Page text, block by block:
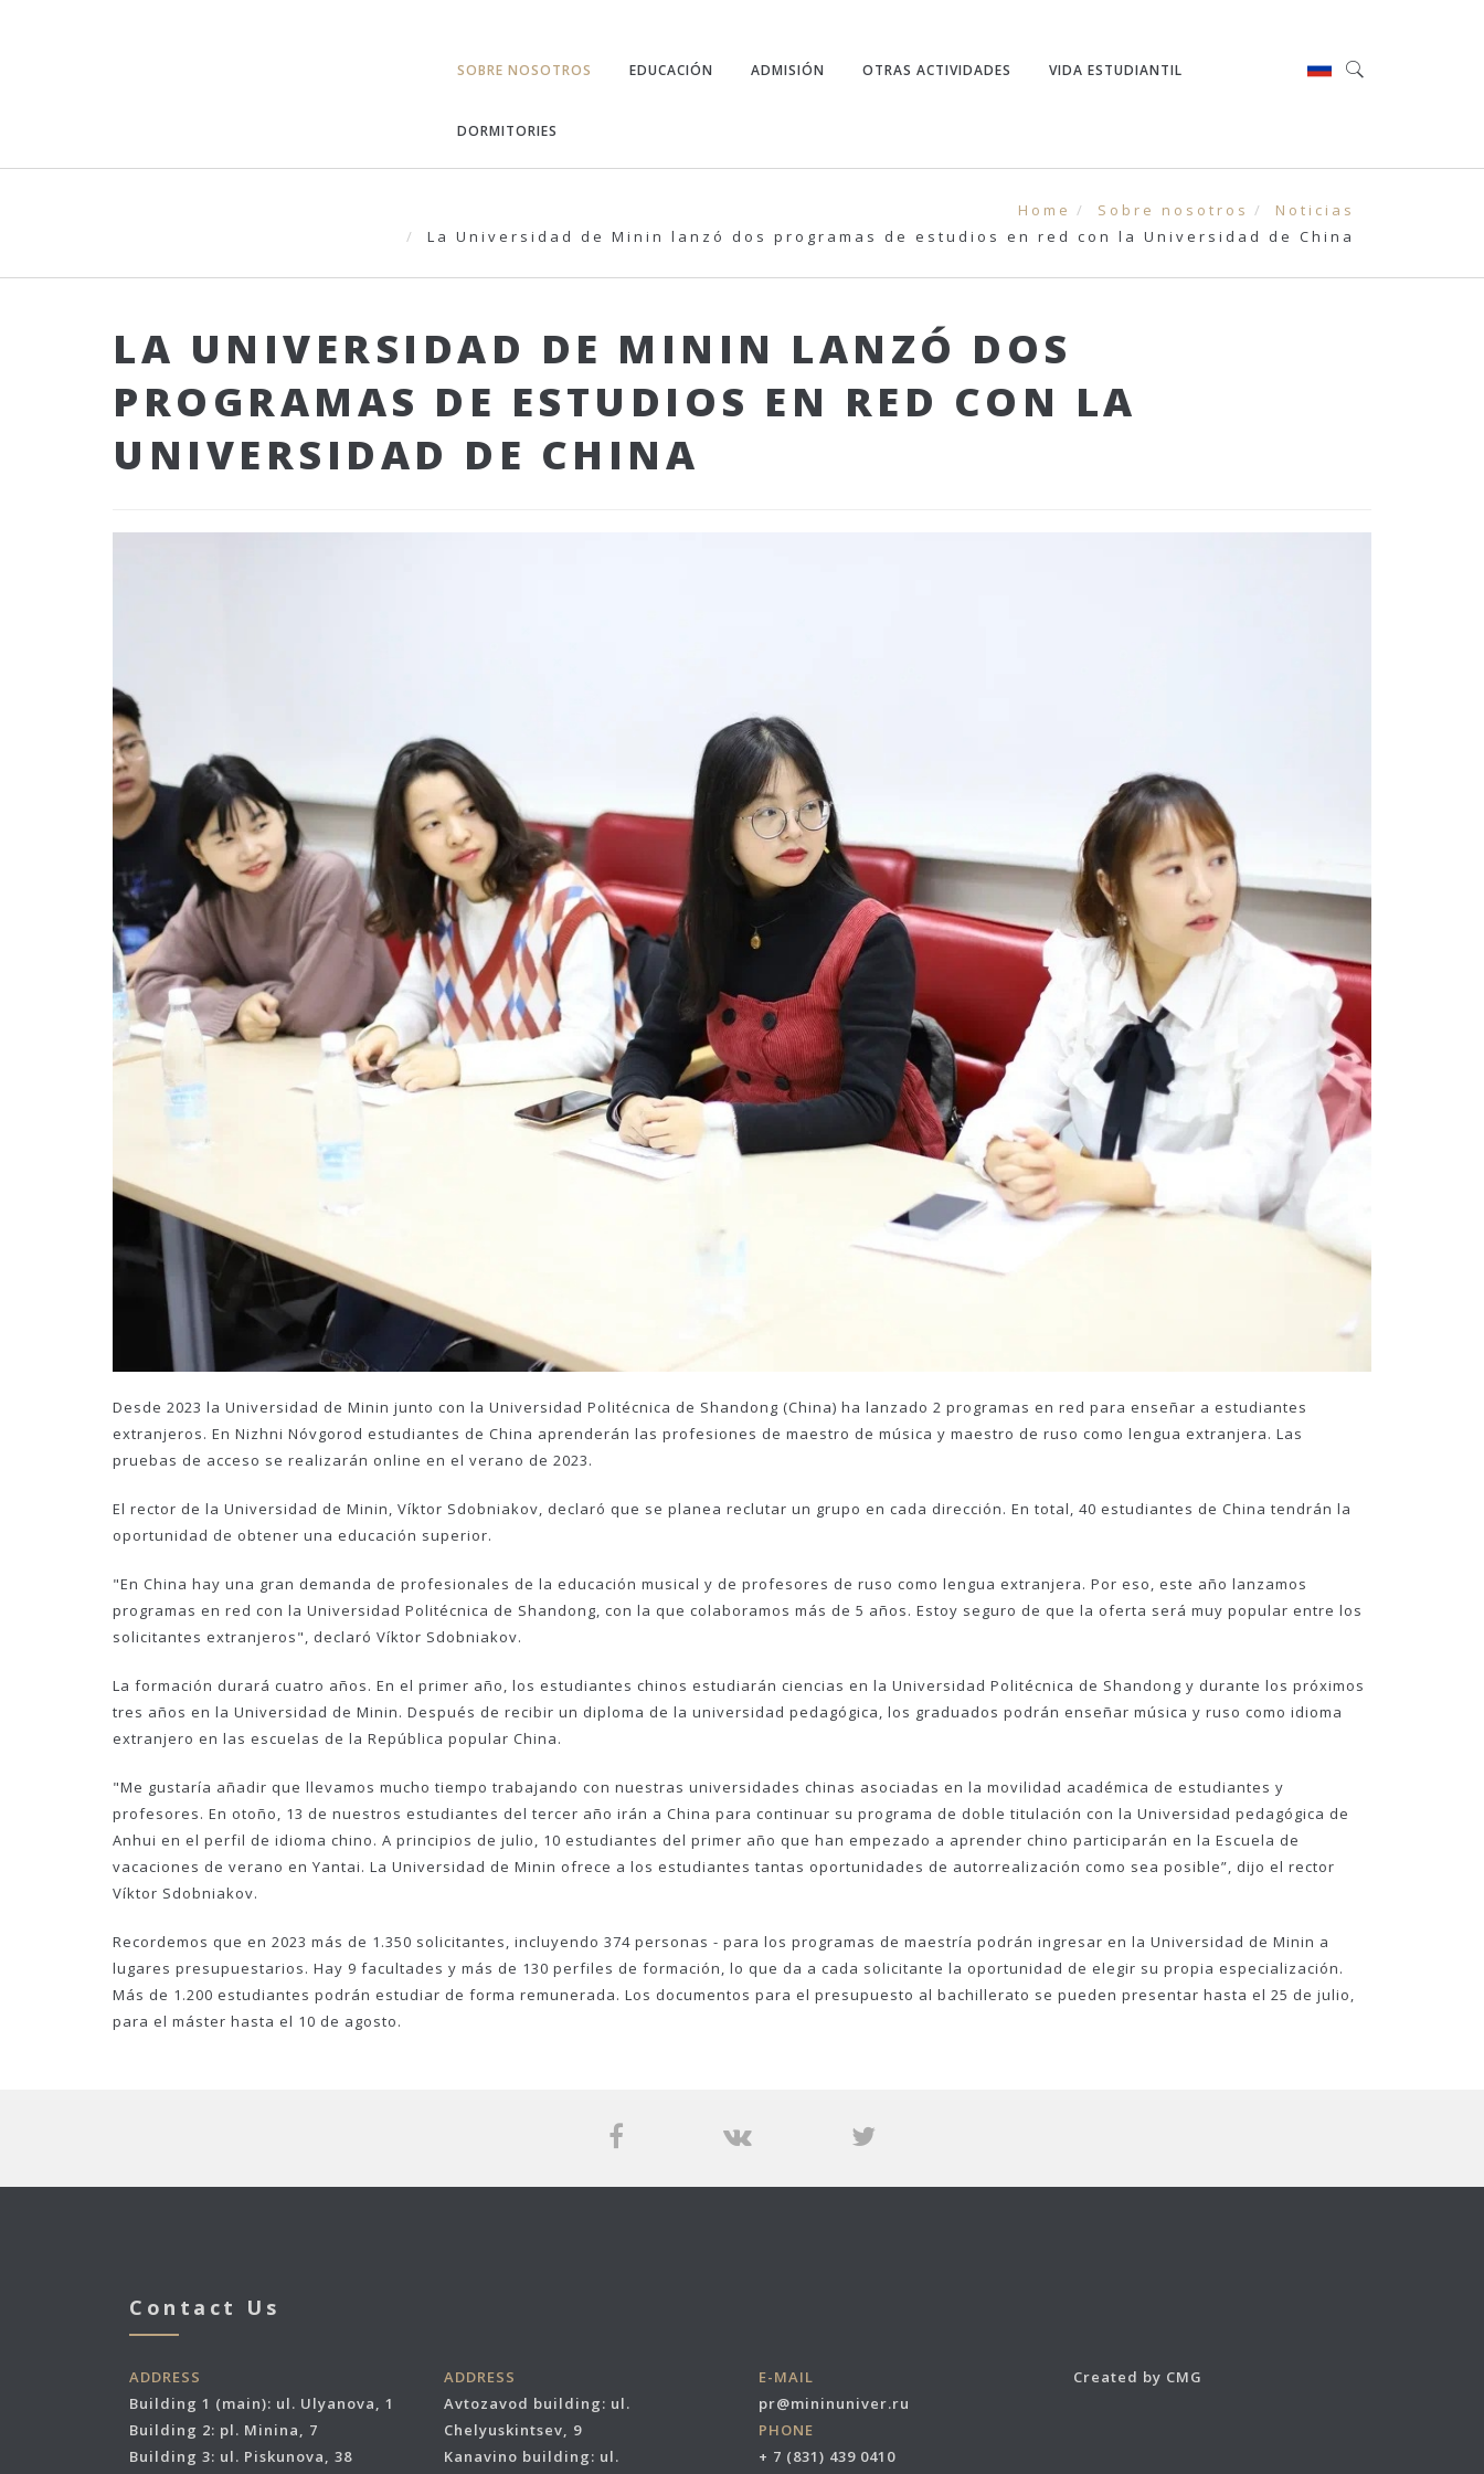
SOBRE NOSOTROS EDUCACIÓN ADMISIÓN OTRAS ACTIVIDADES VIDA ESTUDIANTIL
DORMITORIES
Home Sobre nosotros
Noticias
La Universidad de Minin lanzó dos programas de estudios en red con la Universidad de China
LA UNIVERSIDAD DE MININ LANZÓ DOS
PROGRAMAS DE ESTUDIOS EN RED CON LA
UNIVERSIDAD DE CHINA
Desde 2023 la Universidad de Minin junto con la Universidad Politécnica de Shandong (China) ha lanzado 2 programas en red para enseñar a estudiantes
extranjeros. En Nizhni Nóvgorod estudiantes de China aprenderán las profesiones de maestro de música y maestro de ruso como lengua extranjera. Las
pruebas de acceso se realizarán online en el verano de 2023.
El rector de la Universidad de Minin, Víktor Sdobniakov, declaró que se planea reclutar un grupo en cada dirección. En total, 40 estudiantes de China tendrán la
oportunidad de obtener una educación superior.
"En China hay una gran demanda de profesionales de la educación musical y de profesores de ruso como lengua extranjera. Por eso, este año lanzamos
programas en red con la Universidad Politécnica de Shandong, con la que colaboramos más de 5 años. Estoy seguro de que la oferta será muy popular entre los
solicitantes extranjeros", declaró Víktor Sdobniakov.
La formación durará cuatro años. En el primer año, los estudiantes chinos estudiarán ciencias en la Universidad Politécnica de Shandong y durante los próximos
tres años en la Universidad de Minin. Después de recibir un diploma de la universidad pedagógica, los graduados podrán enseñar música y ruso como idioma
extranjero en las escuelas de la República popular China.
"Me gustaría añadir que llevamos mucho tiempo trabajando con nuestras universidades chinas asociadas en la movilidad académica de estudiantes y
profesores. En otoño, 13 de nuestros estudiantes del tercer año irán a China para continuar su programa de doble titulación con la Universidad pedagógica de
Anhui en el perfil de idioma chino. A principios de julio, 10 estudiantes del primer año que han empezado a aprender chino participarán en la Escuela de
vacaciones de verano en Yantai. La Universidad de Minin ofrece a los estudiantes tantas oportunidades de autorrealización como sea posible”, dijo el rector
Víktor Sdobniakov.
Recordemos que en 2023 más de 1.350 solicitantes, incluyendo 374 personas - para los programas de maestría podrán ingresar en la Universidad de Minin a
lugares presupuestarios. Hay 9 facultades y más de 130 perfiles de formación, lo que da a cada solicitante la oportunidad de elegir su propia especialización.
Más de 1.200 estudiantes podrán estudiar de forma remunerada. Los documentos para el presupuesto al bachillerato se pueden presentar hasta el 25 de julio,
para el máster hasta el 10 de agosto.
Contact Us
ADDRESS
Building 1 (main): ul. Ulyanova, 1
Building 2: pl. Minina, 7
Building 3: ul. Piskunova, 38
ADDRESS
Avtozavod building: ul.
Chelyuskintsev, 9
Kanavino building: ul.
E-MAIL
pr@mininuniver.ru
PHONE
+ 7 (831) 439 0410
Created by CMG